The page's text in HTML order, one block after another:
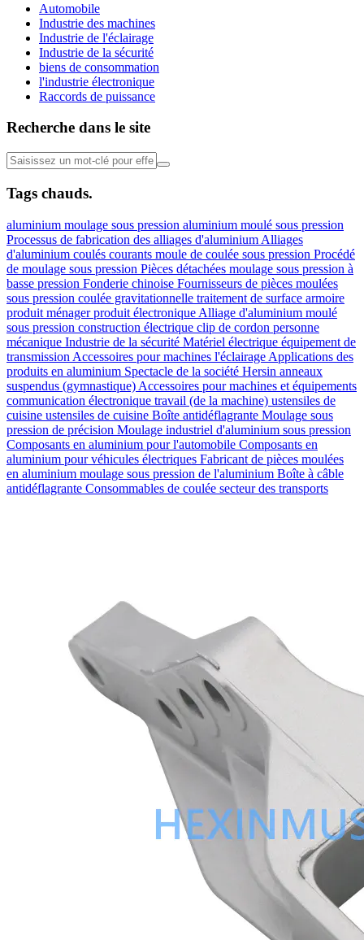
Automobile
Industrie des machines
Industrie de l'éclairage
Industrie de la sécurité
biens de consommation
l'industrie électronique
Raccords de puissance
Recherche dans le site
Tags chauds.
aluminium moulage sous pression aluminium moulé sous pression
Processus de fabrication des alliages d'aluminium Alliages
d'aluminium coulés courants moule de coulée sous pression Procédé
de moulage sous pression Pièces détachées moulage sous pression à
basse pression Fonderie chinoise Fournisseurs de pièces moulées
sous pression coulée gravitationnelle traitement de surface armoire
produit ménagerproduit électronique Alliage d'aluminium moulé
sous pression construction électrique clip de cordon personne
mécanique Industrie de la sécurité Matériel électrique équipement de
transmission Accessoires pour machines l'éclairage Applications des
produits en aluminium Spectacle de la société Hersin anneaux
suspendus (gymnastique) Accessoires pour machines et équipements
communication électronique travail (de la machine) ustensiles de
cuisine ustensiles de cuisine Boîte antidéflagrante Moulage sous
pression de précision Moulage industriel d'aluminium sous pression
Composants en aluminium pour l'automobile Composants en
aluminium pour véhicules électriques Fabricant de pièces moulées
en aluminium moulage sous pression de l'aluminium Boîte à câble
antidéflagrante Consommables de coulée secteur des transports